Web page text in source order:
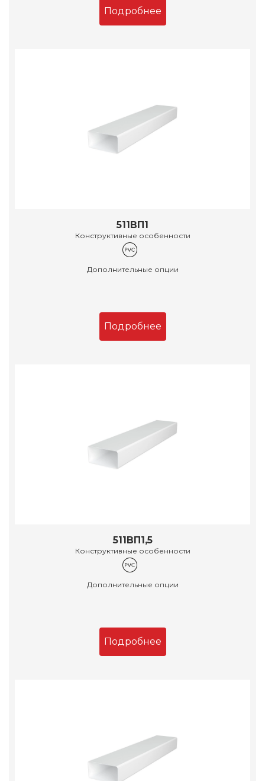
Подробнее
511ВП1
Конструктивные особенности
Дополнительные опции
Подробнее
511ВП1,5
Конструктивные особенности
Дополнительные опции
Подробнее